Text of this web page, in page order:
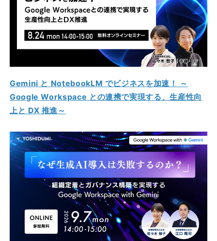
Gemini と NotebookLM でビジネスを加速！ ～
Google Workspace との連携で実現する、生産性向
上と DX 推進～